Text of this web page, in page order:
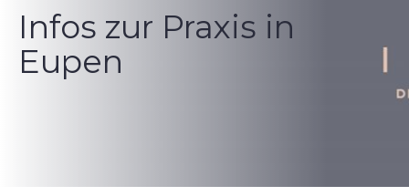
Infos zur Praxis in
Eupen